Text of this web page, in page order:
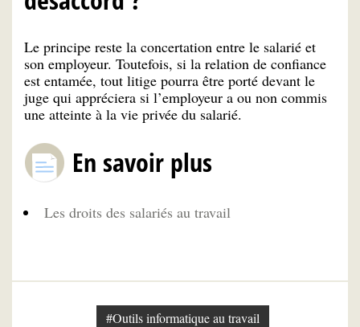
Le principe reste la concertation entre le salarié et
son employeur. Toutefois, si la relation de confiance
est entamée, tout litige pourra être porté devant le
juge qui appréciera si l’employeur a ou non commis
une atteinte à la vie privée du salarié.
En savoir plus
Les droits des salariés au travail
#Outils informatique au travail